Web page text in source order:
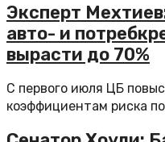
Эксперт
авто- и
вырасти до 70%
С первого июля ЦБ
коэффициентам риска